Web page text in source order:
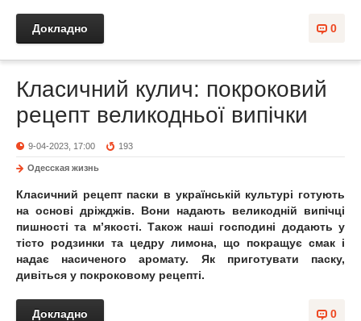
0
Докладно
Класичний кулич: покроковий
рецепт великодньої випічки
9-04-2023, 17:00 193
Одесская жизнь
Класичний рецепт паски в українській культурі готують
на основі дріжджів. Вони надають великодній випічці
пишності та м’якості. Також наші господині додають у
тісто родзинки та цедру лимона, що покращує смак і
надає насиченого аромату. Як приготувати паску,
дивіться у покроковому рецепті.
0
Докладно